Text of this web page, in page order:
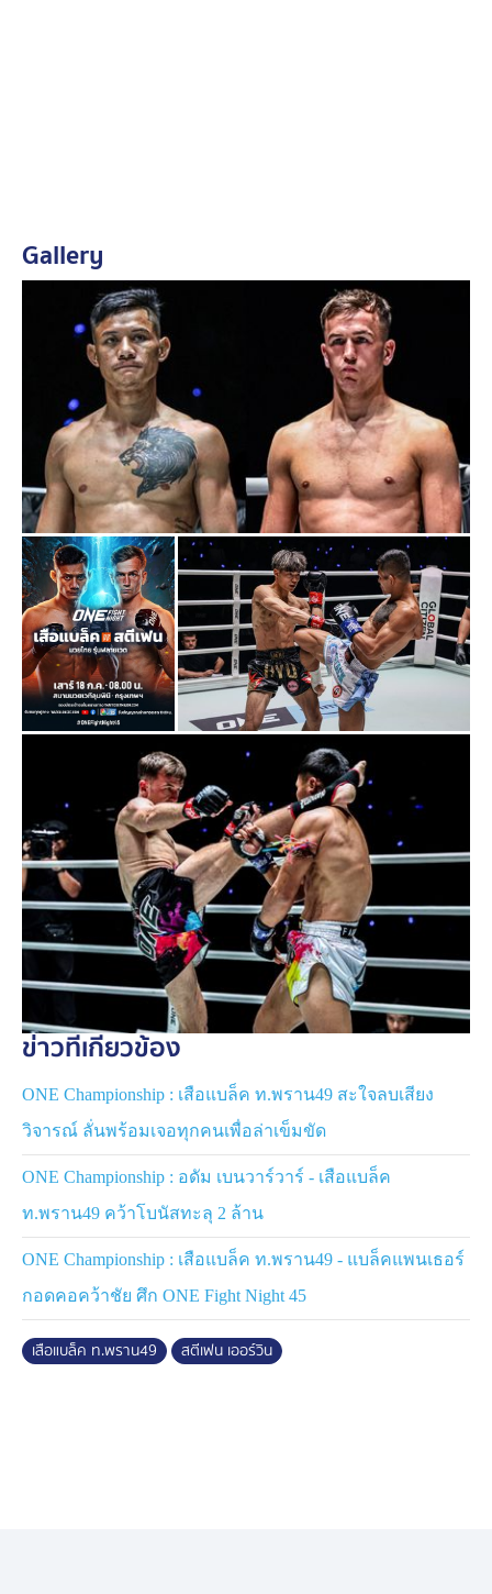
ผลงานในช่วงหลังของ “เสือแบล็ค” ไม่เป็นไปตามเป้า โดย
ล่าสุดเพิ่งลดน้ำหนักลงมาชกในรุ่นฟลายเวตครั้งแรกหวังกู้
ฟอร์มเก่ง แต่ต้านความแกร่งในกติกาคิกบ็อกซิงของ “ฮิว”
จากญี่ปุ่นไม่ไหว พ่ายทีเคโอยกแรกไปแบบช็อกแฟนมวยทั่ว
ประเทศในศึกONE Fight Night 41เมื่อเดือน มี.ค. ที่ผ่าน
กลับมาครั้งนี้ “เสือแบล็ค” ยังคงปักหลักลุยในรุ่นฟลายเวตต่อ
เนื่องเป็นไฟต์ที่ 2 โดยพร้อมทุ่มสุดตัวกลับมาเก็บชัยชนะให้
ได้อีกครั้ง เพื่อกู้ศรัทธามหาชนและพิสูจน์ว่ายังมีศักยภาพ
มากพอที่จะก้าวไปสู่ความสำเร็จในรุ่นนี้
ด้าน “สตีเฟน” ถือเป็นอีกหนึ่งนักชกต่างชาติที่สร้างชื่อจาก
ONE ลุมพินี
ด้วยผลงานชนะ 7 จาก 8 ไฟต์ โดยผลงาน
ล่าสุดคือการโชว์ท่าไม้ตายเตะก้านคอน็อก “แรมบ๊อง
ส.เถระพัฒน์” ในศึกONE ลุมพินี 128เมื่อเดือน ต.ค. 68
พร้อมคว้าสัญญา ONE มาครองเป็นคนที่ 33 ของรายการ
ไฟต์นี้ “สตีเฟน” ได้โอกาสประเดิมโชว์ฝีมือบนเวทีระดับโลก
ในฐานะนักกีฬา ONE อย่างเต็มตัว และหวังใช้คู่ชกเจน
สังเวียน ONE อย่าง “เสือแบล็ค” เป็นบันไดขั้นแรกของการ
ล่าความสำเร็จในรุ่นนี้ต่อไป
แฟนกีฬาชาวไทยสามารถรับชมการถ่ายทอดสดศึกONE
Fight Night 45ทาง Watch.ONEFC.com, Facebook
และ YouTube ของ ONE คู่แรกเริ่มเวลา 8.00 น. และทาง
ช่อง 7HD กด 35 เริ่ม 10.00 น. จองบัตรเข้าชมในสนาม
ผ่านทาง THAI TICKET MAJOR
Gallery
ข่าวที่เกี่ยวข้อง
ONE Championship : เสือแบล็ค ท.พราน49 สะใจลบเสียง
วิจารณ์ ลั่นพร้อมเจอทุกคนเพื่อล่าเข็มขัด
ONE Championship : อดัม เบนวาร์วาร์ - เสือแบล็ค
ท.พราน49 คว้าโบนัสทะลุ 2 ล้าน
ONE Championship : เสือแบล็ค ท.พราน49 - แบล็คแพนเธอร์
กอดคอคว้าชัย ศึก ONE Fight Night 45
เสือแบล็ค ท.พราน49 สตีเฟน เออร์วิน